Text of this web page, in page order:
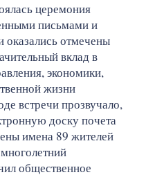
церемония
письмами и
отмечены
вклад в
экономики,
жизни
встречи прозвучало,
доску почета
имена 89 жителей
общественное